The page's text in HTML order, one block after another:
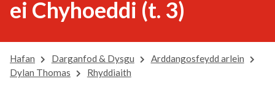
ei Chyhoeddi (t. 3)
Hafan Darganfod & Dysgu
Arddangosfeydd arlein
Dylan Thomas
Rhyddiaith